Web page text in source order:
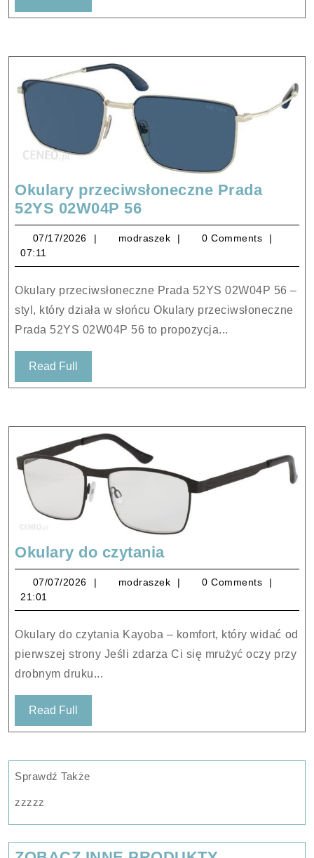
Full
Okulary przeciwsłoneczne Prada
52YS 02W04P 56Okulary
przeciwsłoneczne
Prada
52YS
56
07/17/2026 07/17/2026
modraszek modraszek
0 Comments
07:11
Okulary przeciwsłoneczne Prada 52YS 02W04P 56 –
styl, który działa w słońcu Okulary przeciwsłoneczne
Prada 52YS 02W04P 56 to propozycja...
Read Full
Full
Okulary do czytania
do
czytania
07/07/2026 07/07/2026
modraszek modraszek
0 Comments
21:01
Okulary do czytania Kayoba – komfort, który widać od
pierwszej strony Jeśli zdarza Ci się mrużyć oczy przy
drobnym druku...
Read Full
Full
Sprawdź Także
zzzzz